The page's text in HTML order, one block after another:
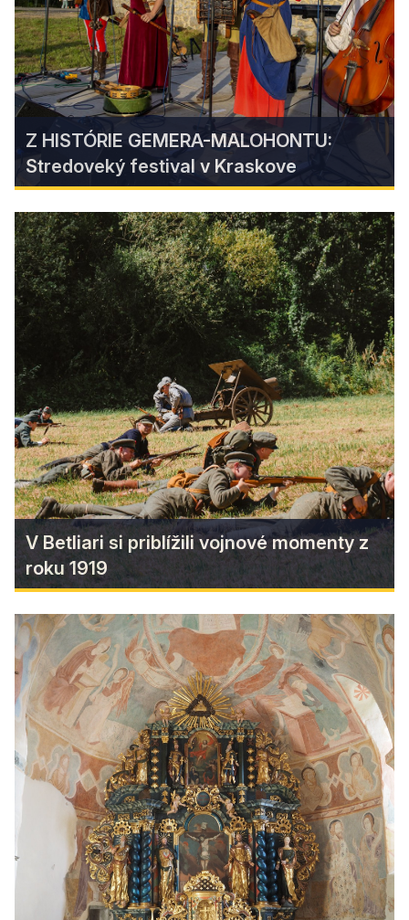
Find more
Z HISTÓRIE GEMERA-MALOHONTU:
Stredoveký festival v Kraskove
Z HISTÓRIE GEMERA-
MALOHONTU: Stredoveký festival
v Kraskove
Pripravte sa na jedinečný zážitok, ktorý vás
prenesie do čias rytierov, princezien a dávnych
legiend!
Find more
V Betliari si priblížili vojnové momenty z
roku 1919
V Betliari si priblížili vojnové
momenty z roku 1919
V Betliari si pripomenuli historické momenty z
roku 1919, ktoré zasiahli životy obyvateľov
regiónu, avšak pre mnohých zostávajú
neznámym konfliktom.
Find more